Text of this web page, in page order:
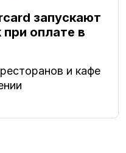
запускают
оплате в
и кафе